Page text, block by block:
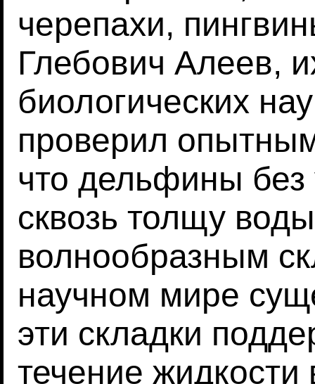
черепахи,
Глебович Алеев,
биологических
проверил
что дельфины без
сквозь толщу
волнообразным
научном мире
эти складки
течение